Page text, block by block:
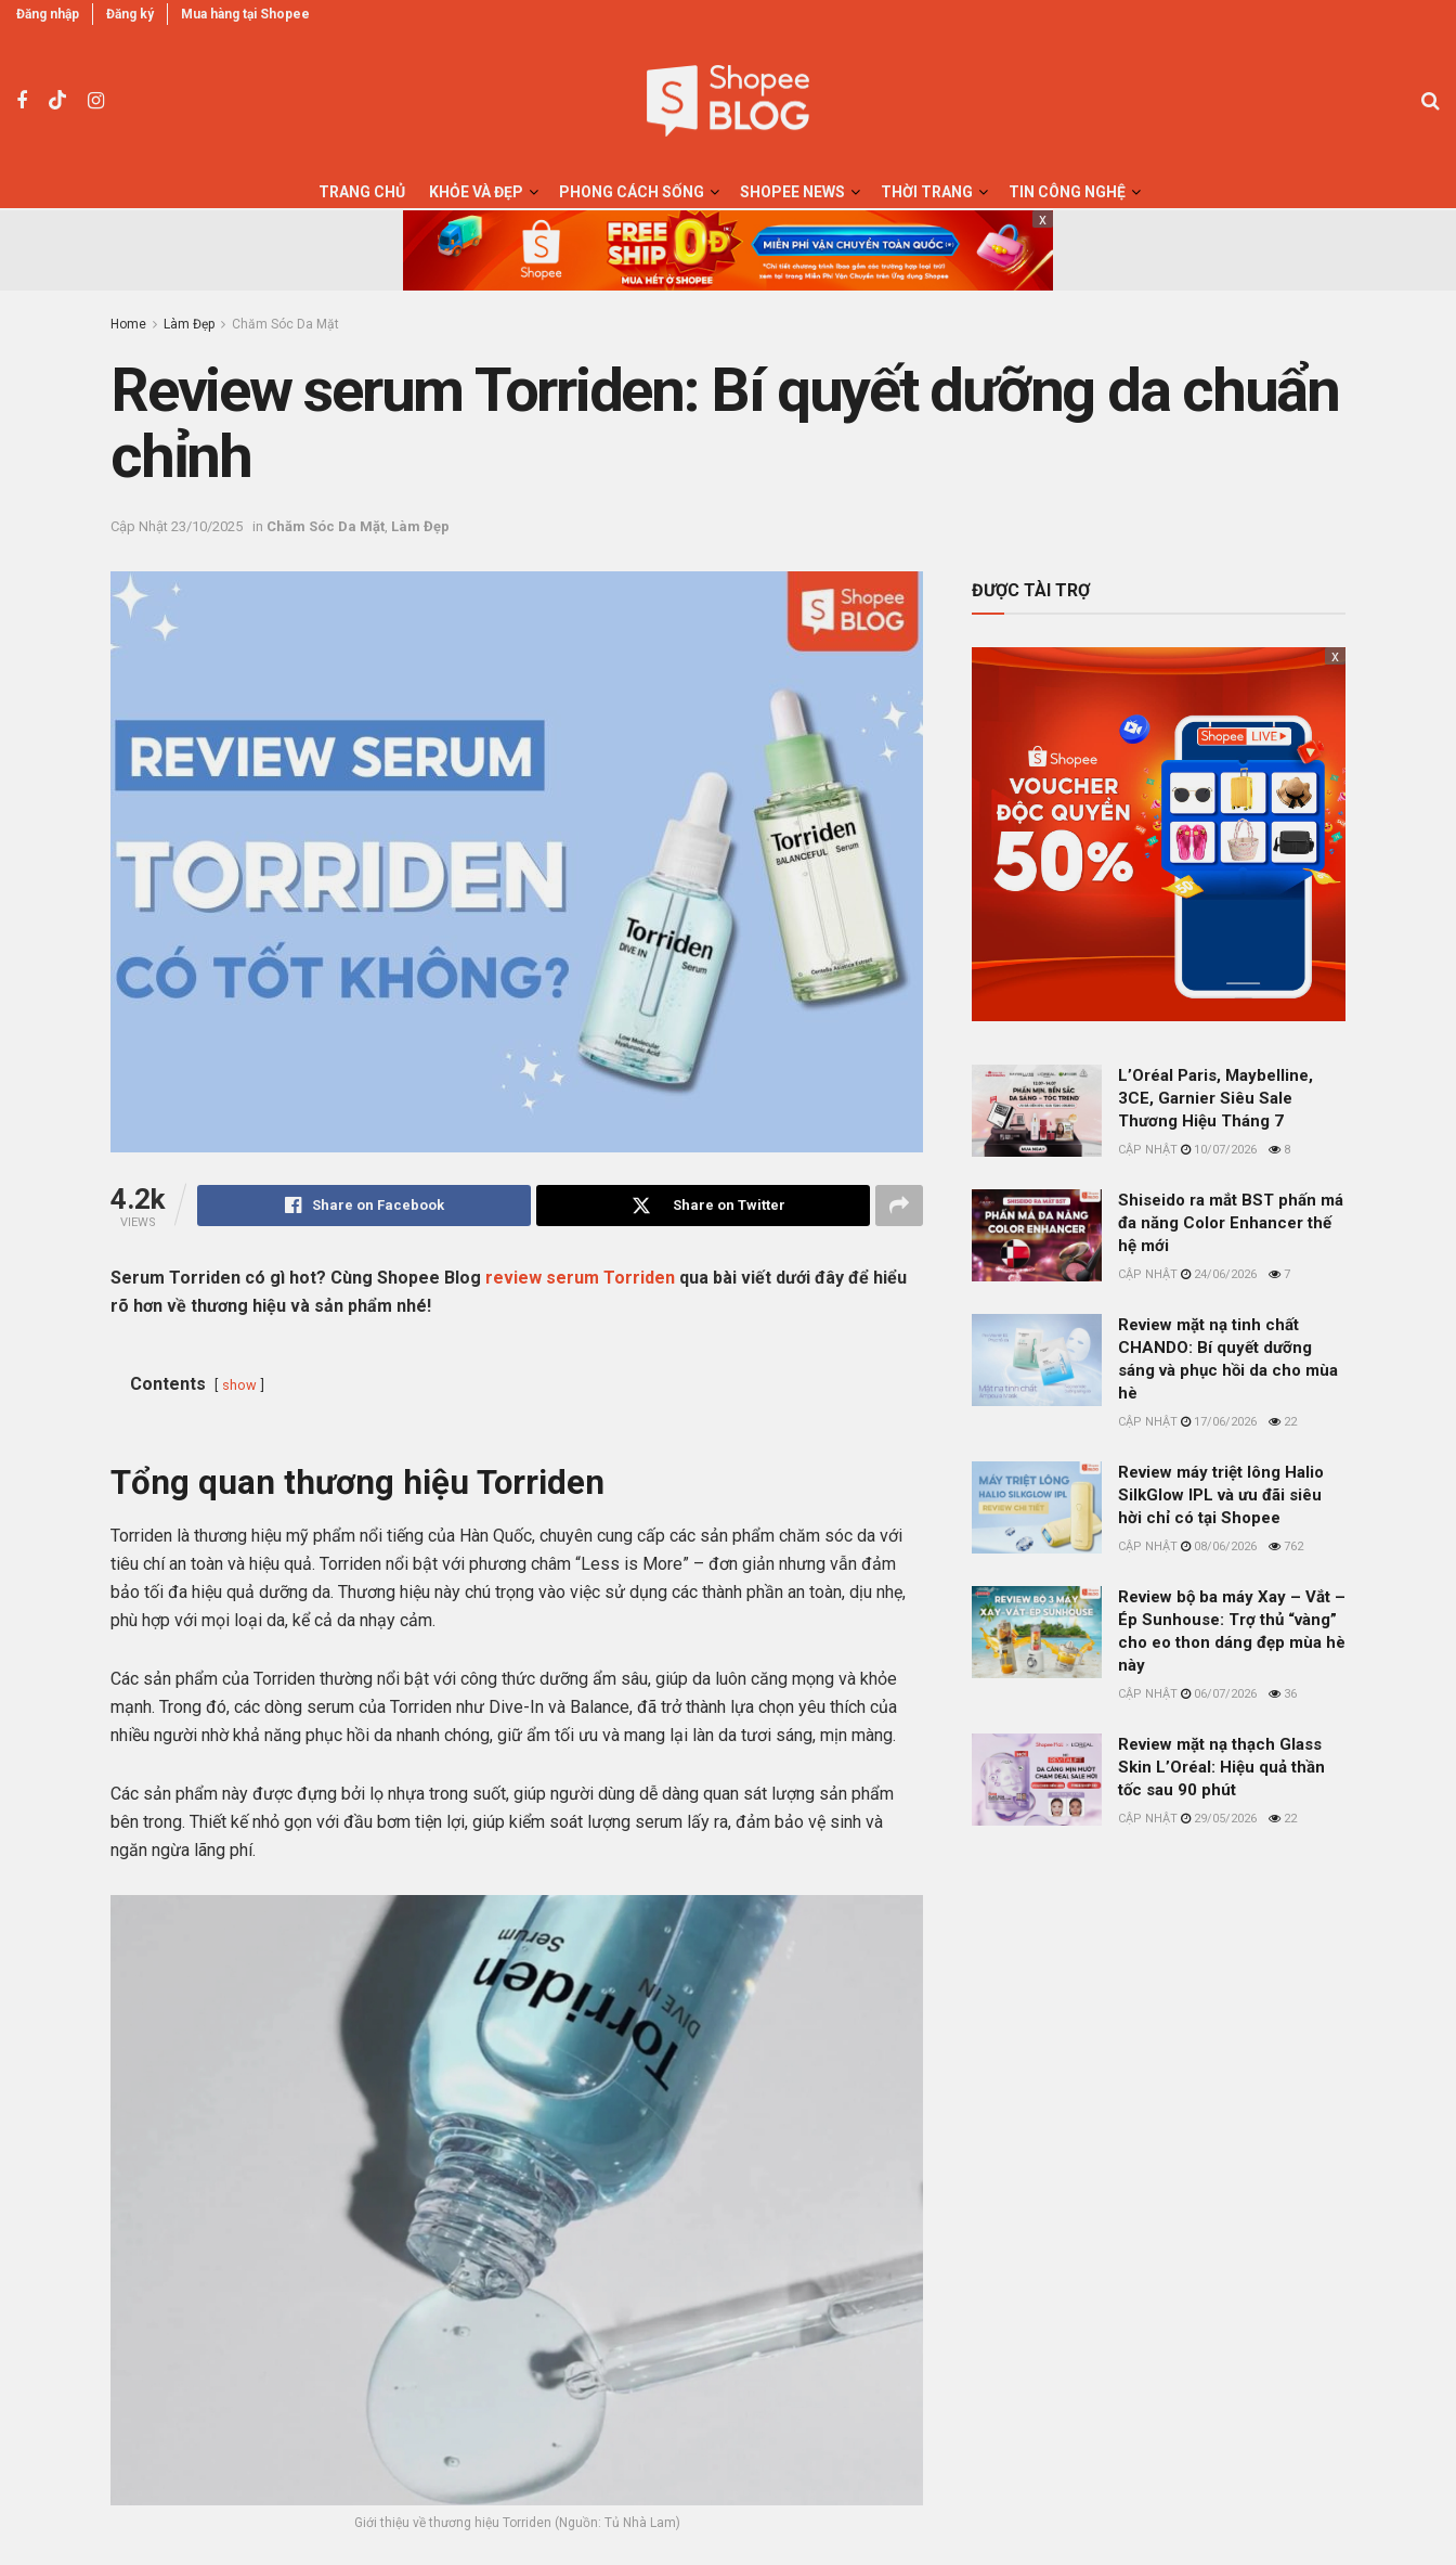
Đăng nhập Đăng ký Mua hàng tại Shopee
TRANG CHỦ KHỎE VÀ ĐẸP PHONG CÁCH SỐNG SHOPEE NEWS THỜI TRANG
TIN CÔNG NGHỆ
x
Home Làm Đẹp Chăm Sóc Da Mặt
Review serum Torriden: Bí quyết dưỡng da chuẩn
chỉnh
23/10/2025 in Chăm Sóc Da Mặt Làm Đẹp
4.2k
VIEWS
Share on Facebook Share on Twitter
Serum Torriden có gì hot? Cùng Shopee Blog review serum Torriden qua bài viết dưới đây để hiểu
rõ hơn về thương hiệu và sản phẩm nhé!
Contents show
Tổng quan thương hiệu Torriden
Torriden là thương hiệu mỹ phẩm nổi tiếng của Hàn Quốc, chuyên cung cấp các sản phẩm chăm sóc da với
tiêu chí an toàn và hiệu quả. Torriden nổi bật với phương châm “Less is More” – đơn giản nhưng vẫn đảm
bảo tối đa hiệu quả dưỡng da. Thương hiệu này chú trọng vào việc sử dụng các thành phần an toàn, dịu nhẹ,
phù hợp với mọi loại da, kể cả da nhạy cảm.
Các sản phẩm của Torriden thường nổi bật với công thức dưỡng ẩm sâu, giúp da luôn căng mọng và khỏe
mạnh. Trong đó, các dòng serum của Torriden như Dive-In và Balance, đã trở thành lựa chọn yêu thích của
nhiều người nhờ khả năng phục hồi da nhanh chóng, giữ ẩm tối ưu và mang lại làn da tươi sáng, mịn màng.
Các sản phẩm này được đựng bởi lọ nhựa trong suốt, giúp người dùng dễ dàng quan sát lượng sản phẩm
bên trong. Thiết kế nhỏ gọn với đầu bơm tiện lợi, giúp kiểm soát lượng serum lấy ra, đảm bảo vệ sinh và
ngăn ngừa lãng phí.
Giới thiệu về thương hiệu Torriden (Nguồn: Tủ Nhà Lam)
ĐƯỢC TÀI TRỢ
x
L’Oréal Paris, Maybelline,
3CE, Garnier Siêu Sale
Thương Hiệu Tháng 7
10/07/2026 8
Shiseido ra mắt BST phấn má
đa năng Color Enhancer thế
hệ mới
24/06/2026 7
Review mặt nạ tinh chất
CHANDO: Bí quyết dưỡng
sáng và phục hồi da cho mùa
hè
17/06/2026 22
Review máy triệt lông Halio
SilkGlow IPL và ưu đãi siêu
hời chỉ có tại Shopee
08/06/2026 762
Review bộ ba máy Xay – Vắt –
Ép Sunhouse: Trợ thủ “vàng”
cho eo thon dáng đẹp mùa hè
này
06/07/2026 36
Review mặt nạ thạch Glass
Skin L’Oréal: Hiệu quả thần
tốc sau 90 phút
29/05/2026 22